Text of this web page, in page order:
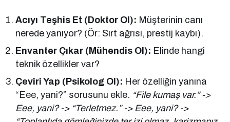
Acıyı Teşhis Et (Doktor Ol): Müşterinin canı
nerede yanıyor? (Ör: Sırt ağrısı, prestij kaybı).
Envanter Çıkar (Mühendis Ol): Elinde hangi
teknik özellikler var?
Çeviri Yap (Psikolog Ol): Her özelliğin yanına
“Eee, yani?” sorusunu ekle. “File kumaş var.” ->
Eee, yani? -> “Terletmez.” -> Eee, yani? ->